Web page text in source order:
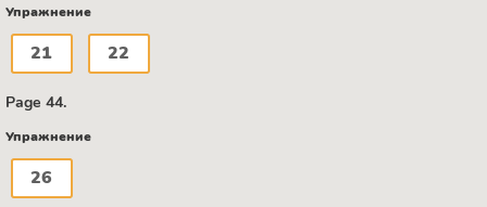
Упражнение
21 22
Page 44.
Упражнение
26